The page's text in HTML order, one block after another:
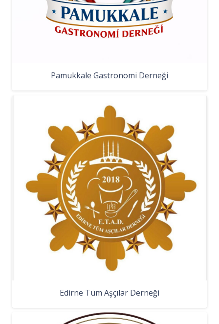
Pamukkale Gastronomi Derneği
Edirne Tüm Aşçılar Derneği